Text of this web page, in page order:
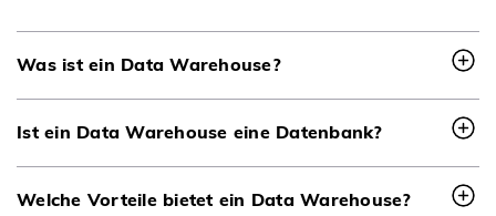
Was ist ein Data Warehouse?
Ist ein Data Warehouse eine Datenbank?
Welche Vorteile bietet ein Data Warehouse?